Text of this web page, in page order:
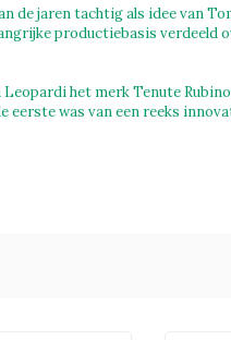
de jaren tachtig als idee van
productiebasis verdeeld
het merk Tenute
was van een reeks